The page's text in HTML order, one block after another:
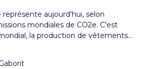
aujourd'hui, selon
mondiales de CO2e. C'est
la production de vêtements